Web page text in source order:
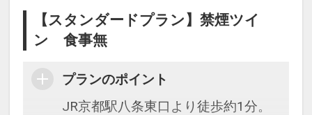
【スタンダードプラン】禁煙ツイ
ン 食事無
プランのポイント
JR京都駅八条東口より徒歩約1分。